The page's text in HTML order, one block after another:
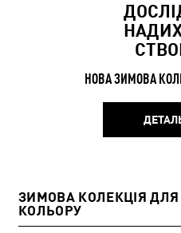
НОВА ЗИМОВА
ЗИМОВА КОЛЕКЦІЯ ДЛЯ
КОЛЬОРУ